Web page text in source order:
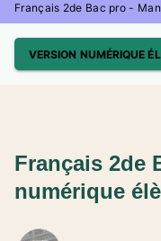
Français 2de Bac pro -
VERSION NUMÉRIQUE
Français 2de
numérique